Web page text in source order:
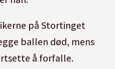
på Stortinget
ballen død, mens
å forfalle.